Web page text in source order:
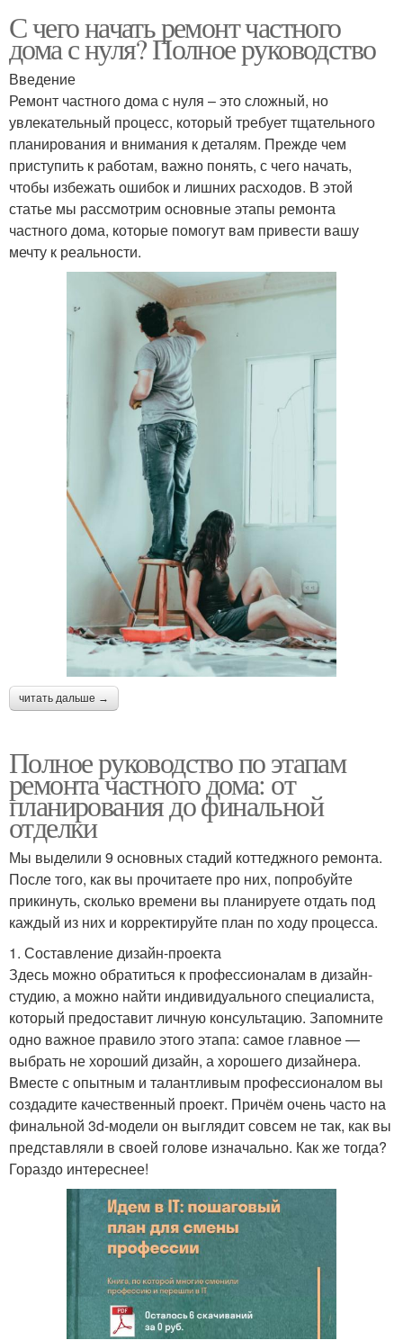
С чего начать ремонт частного
дома с нуля? Полное руководство
Введение
Ремонт частного дома с нуля – это сложный, но
увлекательный процесс, который требует тщательного
планирования и внимания к деталям. Прежде чем
приступить к работам, важно понять, с чего начать,
чтобы избежать ошибок и лишних расходов. В этой
статье мы рассмотрим основные этапы ремонта
частного дома, которые помогут вам привести вашу
мечту к реальности.
читать дальше →
Полное руководство по этапам
ремонта частного дома: от
планирования до финальной
отделки
Мы выделили 9 основных стадий коттеджного ремонта.
После того, как вы прочитаете про них, попробуйте
прикинуть, сколько времени вы планируете отдать под
каждый из них и корректируйте план по ходу процесса.
1. Составление дизайн-проекта
Здесь можно обратиться к профессионалам в дизайн-
студию, а можно найти индивидуального специалиста,
который предоставит личную консультацию. Запомните
одно важное правило этого этапа: самое главное —
выбрать не хороший дизайн, а хорошего дизайнера.
Вместе с опытным и талантливым профессионалом вы
создадите качественный проект. Причём очень часто на
финальной 3d-модели он выглядит совсем не так, как вы
представляли в своей голове изначально. Как же тогда?
Гораздо интереснее!